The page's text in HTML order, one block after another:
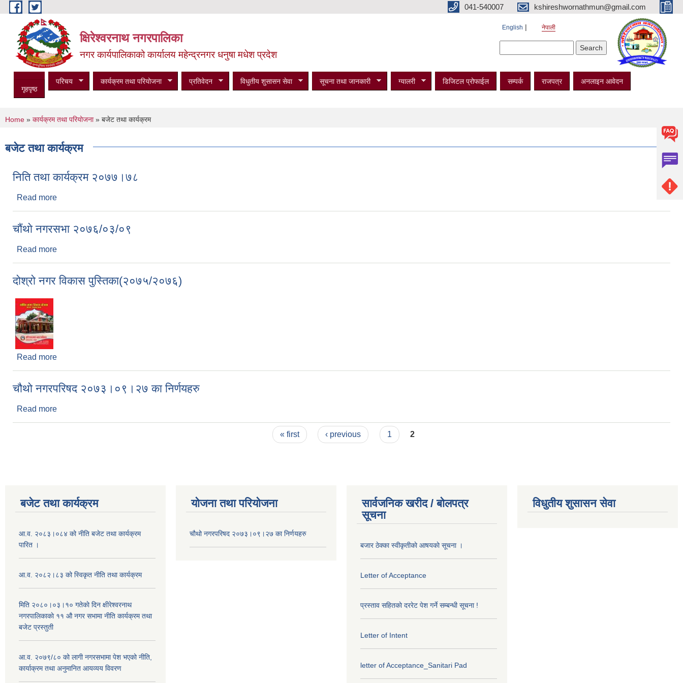
Skip to main content 041-540007 kshireshwornathmun@gmail.com
क्षिरेश्वरनाथ नगरपालिका
नगर कार्यपालिकाको कार्यालय महेन्द्रनगर धनुषा मधेश प्रदेश
English नेपाली
गृहपृष्ठ
परिचय कार्यक्रम तथा परियोजना प्रतिवेदन विधुतीय शुसासन सेवा सूचना तथा जानकारी ग्यालरी डिजिटल प्रोफाईल सम्पर्क राजपत्र अनलाइन आवेदन
You are here
Home » कार्यक्रम तथा परियोजना» बजेट तथा कार्यक्रम
बजेट तथा कार्यक्रम
निति तथा कार्यक्रम २०७७।७८
Read more
चाैंथाे नगरसभा २०७६/०३/०९
Read more
दोश्रो नगर विकास पुस्तिका(२०७५/२०७६)
Read more
चौथो नगरपरिषद २०७३।०९।२७ का निर्णयहरु
Read more
« first ‹ previous 1 2
बजेट तथा कार्यक्रम
आ.व. २०८३।०८४ को नीति बजेट तथा कार्यक्रम
पारित ।
आ.व. २०८२।८३ को स्विकृत नीति तथा कार्यक्रम
मिति २०८०।०३।१० गतेकाे दिन क्षीरेश्वरनाथ
नगरपालिकाकाे ११ ‍औ नगर सभामा नीति कार्यक्रम तथा
बजेट प्रस्तुती
आ.व. २०७९/८० को लागी नगरसभामा पेश भएको नीति,
कार्याक्रम तथा अनुमानित आयव्यय विवरण
योजना तथा परियोजना
चौथो नगरपरिषद २०७३।०९।२७ का निर्णयहरु
सार्वजनिक खरीद / बोलपत्र
सूचना
बजार ठेक्का स्वीकृतीकाे आषयकाे सूचना ।
Letter of Acceptance
प्रस्ताव सहितकाे दररेट पेश गर्ने सम्बन्धी सूचना !
Letter of Intent
letter of Acceptance_Sanitari Pad
विधुतीय शुसासन सेवा